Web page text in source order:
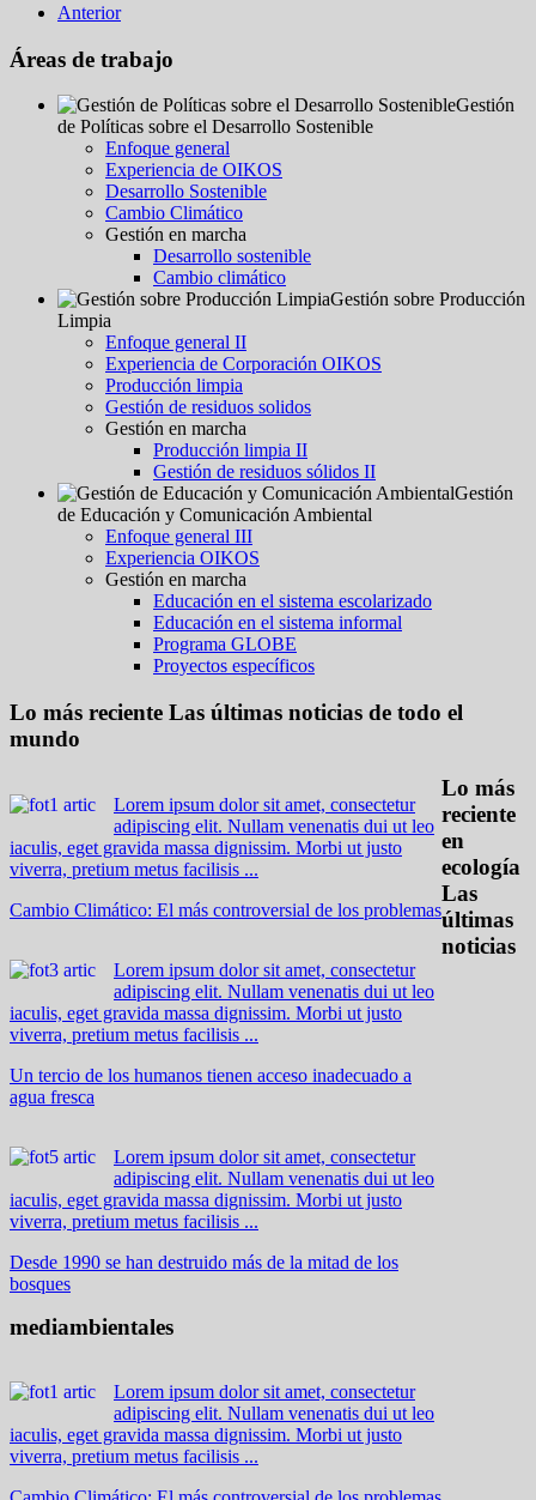
Anterior
Áreas de trabajo
Gestión
de Políticas sobre el Desarrollo Sostenible
Enfoque general
Experiencia de OIKOS
Desarrollo Sostenible
Cambio Climático
Gestión en marcha
Desarrollo sostenible
Cambio climático
Gestión sobre Producción
Limpia
Enfoque general II
Experiencia de Corporación OIKOS
Producción limpia
Gestión de residuos solidos
Gestión en marcha
Producción limpia II
Gestión de residuos sólidos II
Gestión
de Educación y Comunicación Ambiental
Enfoque general III
Experiencia OIKOS
Gestión en marcha
Educación en el sistema escolarizado
Educación en el sistema informal
Programa GLOBE
Proyectos específicos
Lo más reciente Las últimas noticias de todo el
mundo
Lorem ipsum dolor sit amet, consectetur
adipiscing elit. Nullam venenatis dui ut leo
iaculis, eget gravida massa dignissim. Morbi ut justo
viverra, pretium metus facilisis ...
Cambio Climático: El más controversial de los problemas
Lorem ipsum dolor sit amet, consectetur
adipiscing elit. Nullam venenatis dui ut leo
iaculis, eget gravida massa dignissim. Morbi ut justo
viverra, pretium metus facilisis ...
Un tercio de los humanos tienen acceso inadecuado a
agua fresca
Lorem ipsum dolor sit amet, consectetur
adipiscing elit. Nullam venenatis dui ut leo
iaculis, eget gravida massa dignissim. Morbi ut justo
viverra, pretium metus facilisis ...
Desde 1990 se han destruido más de la mitad de los
bosques
Lo más
reciente
en
ecología
Las
últimas
noticias
mediambientales
Lorem ipsum dolor sit amet, consectetur
adipiscing elit. Nullam venenatis dui ut leo
iaculis, eget gravida massa dignissim. Morbi ut justo
viverra, pretium metus facilisis ...